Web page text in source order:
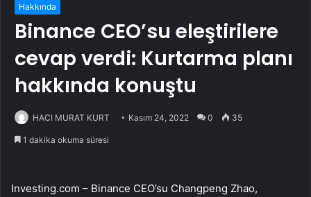
Hakkında
Binance CEO’su eleştirilere
cevap verdi: Kurtarma planı
hakkında konuştu
HACI MURAT KURT Kasım 24, 2022 0 35
1 dakika okuma süresi
Investing.com – Binance CEO’su Changpeng Zhao,